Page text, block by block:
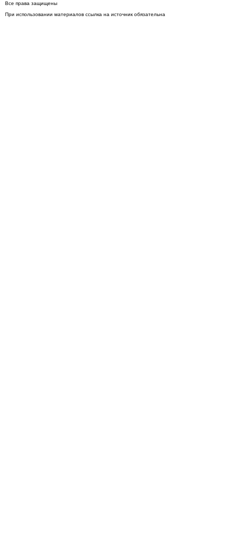
Все права защищены
При использовании материалов ссылка на источник обязательна